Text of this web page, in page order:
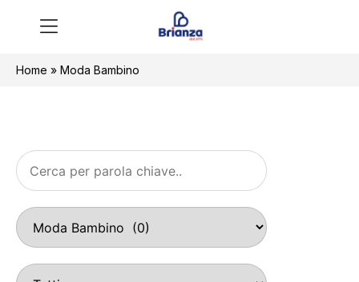
Home » Moda Bambino